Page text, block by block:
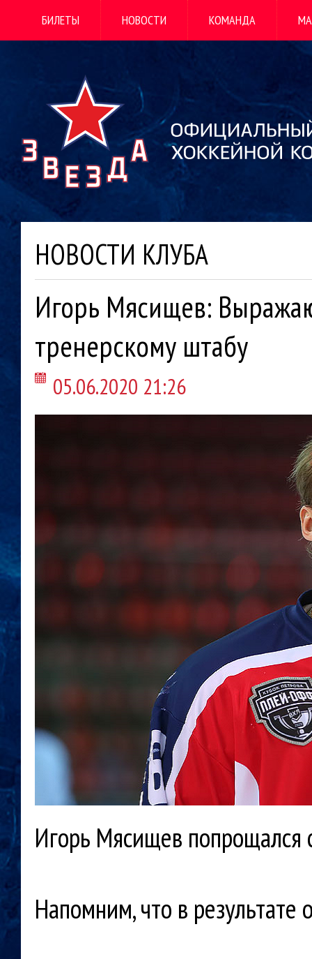
БИЛЕТЫ НОВОСТИ КОМАНДА
НОВОСТИ КЛУБА
Игорь Мясищев:
тренерскому штабу
05.06.2020 21:26
Игорь Мясищев
Напомним, что в